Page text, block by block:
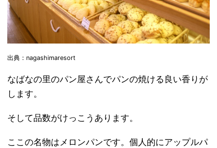
出典：nagashimaresort
なばなの里のパン屋さんでパンの焼ける良い香りが
します。
そして品数がけっこうあります。
ここの名物はメロンパンです。個人的にアップルパ